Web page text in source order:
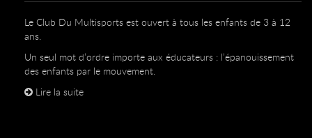
Le Club Du Multisports est ouvert à tous les enfants de 3 à 12
ans.
Un seul mot d’ordre importe aux éducateurs : l’épanouissement
des enfants par le mouvement.
Lire la suite